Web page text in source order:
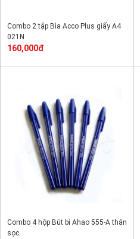
Combo 2 tập Bìa Acco Plus giấy A4
021N
160,000đ
Combo 4 hộp Bút bi Ahao 555-A thân
sọc